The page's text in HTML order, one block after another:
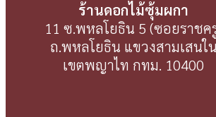
ร้านดอกไม้ซุ้มผกา
11 ซ.พหลโยธิน 5 (ซอยราชค
ถ.พหลโยธิน แขวงสามเสนใน
เขตพญาไท กทม. 10400